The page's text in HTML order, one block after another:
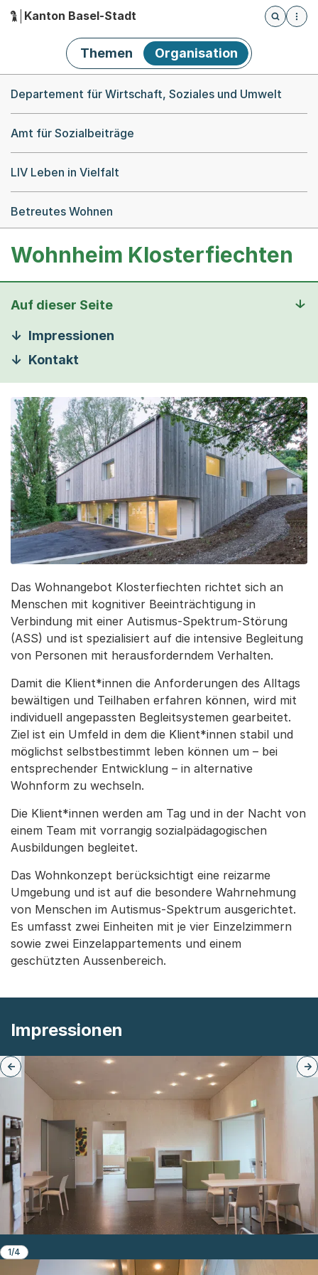
Hauptnavigation
Kanton Basel-Stadt
Öffnet
Themen Organisation
Departement für Wirtschaft, Soziales und Umwelt
Amt für Sozialbeiträge
LIV Leben in Vielfalt
Betreutes Wohnen
Wohnheim Klosterfiechten
Auf dieser Seite
Impressionen
Kontakt
Das Wohnangebot Klosterfiechten richtet sich an
Menschen mit kognitiver Beeinträchtigung in
Verbindung mit einer Autismus-Spektrum-Störung
(ASS) und ist spezialisiert auf die intensive Begleitung
von Personen mit herausforderndem Verhalten.
Damit die Klient*innen die Anforderungen des Alltags
bewältigen und Teilhaben erfahren können, wird mit
individuell angepassten Begleitsystemen gearbeitet.
Ziel ist ein Umfeld in dem die Klient*innen stabil und
möglichst selbstbestimmt leben können um – bei
entsprechender Entwicklung – in alternative
Wohnform zu wechseln.
Die Klient*innen werden am Tag und in der Nacht von
einem Team mit vorrangig sozialpädagogischen
Ausbildungen begleitet.
Das Wohnkonzept berücksichtigt eine reizarme
Umgebung und ist auf die besondere Wahrnehmung
von Menschen im Autismus-Spektrum ausgerichtet.
Es umfasst zwei Einheiten mit je vier Einzelzimmern
sowie zwei Einzelappartements und einem
geschützten Aussenbereich.
Impressionen
1/4